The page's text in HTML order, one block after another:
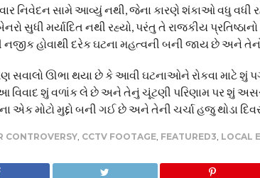
નિવેદન સામે આવ્યું નથી, જેના કારણે શંકાઓ વધુ વધી
સુધી મર્યાદિત નથી રહ્યો, પરંતુ તે રાજકીય પ્રતિષ્ઠાનો
હોવાથી દરેક ઘટના મહત્વની બની જાય છે અને
સવાલો ઊભા થયા છે કે આવી ઘટનાઓને રોકવા માટે શું
આ વિવાદ શું વળાંક લે છે અને તેનું ચૂંટણી પરિણામ પર શું
એક મોટો મુદ્દો બની ગઈ છે અને તેની ચર્ચા હજુ થોડા
CONTROVERSY, CCTV FOOTAGE, FEATURED3, LOCAL